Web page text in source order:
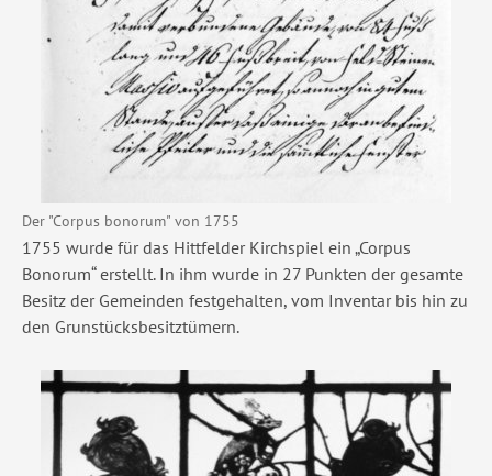
Der "Corpus bonorum" von 1755
1755 wurde für das Hittfelder Kirchspiel ein „Corpus
Bonorum“ erstellt. In ihm wurde in 27 Punkten der gesamte
Besitz der Gemeinden festgehalten, vom Inventar bis hin zu
den Grunstücksbesitztümern.
Show larger version